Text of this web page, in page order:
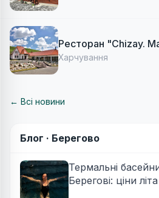
Ресторан "Chizay.
Харчування
← Всі новини
Блог · Берегово
Термальні
Берегові: ціни